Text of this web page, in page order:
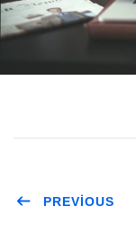
PREVIOUS